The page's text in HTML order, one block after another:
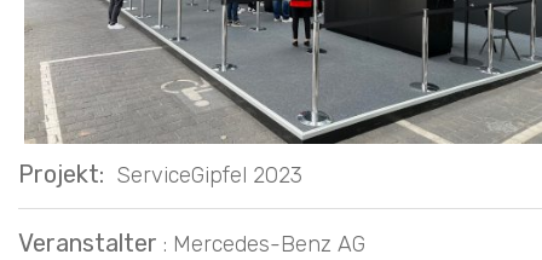
Projekt: ServiceGipfel 2023
Veranstalter : Mercedes-Benz AG